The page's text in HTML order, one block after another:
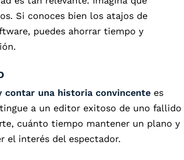
Si conoces bien los atajos de
puedes ahorrar tiempo y
contar una historia convincente es
a un editor exitoso de uno fallido
cuánto tiempo mantener un plano y
el interés del espectador.